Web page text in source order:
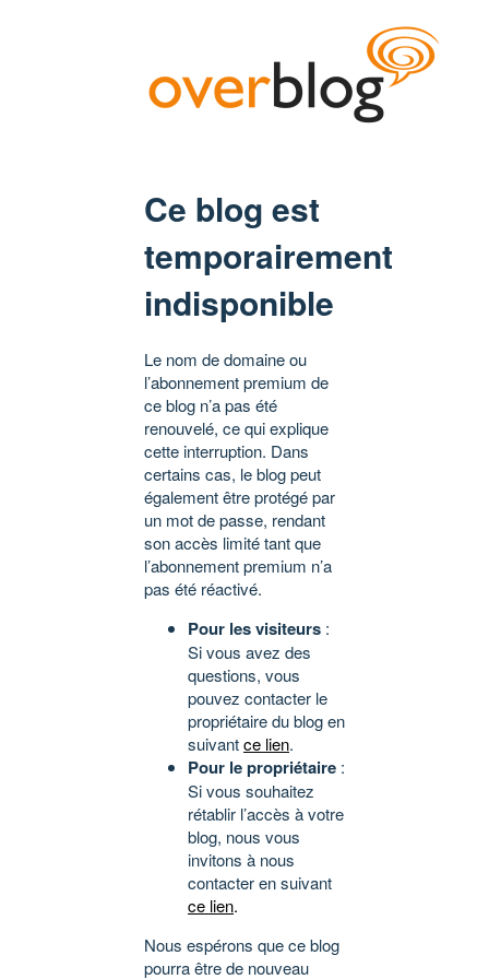
Ce blog est
temporairement
indisponible
Le nom de domaine ou
l’abonnement premium de
ce blog n’a pas été
renouvelé, ce qui explique
cette interruption. Dans
certains cas, le blog peut
également être protégé par
un mot de passe, rendant
son accès limité tant que
l’abonnement premium n’a
pas été réactivé.
Pour les visiteurs :
Si vous avez des
questions, vous
pouvez contacter le
propriétaire du blog en
suivantce lien.
Pour le propriétaire :
Si vous souhaitez
rétablir l’accès à votre
blog, nous vous
invitons à nous
contacter en suivant
ce lien.
Nous espérons que ce blog
pourra être de nouveau